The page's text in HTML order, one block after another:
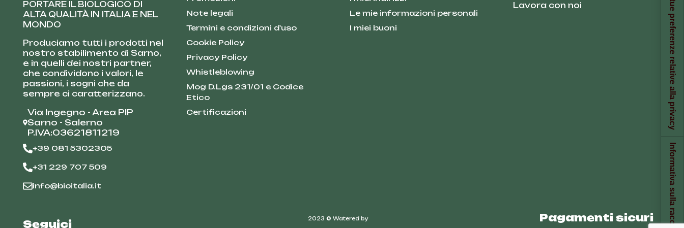
PORTARE IL BIOLOGICO DI
ALTA QUALITÀ IN ITALIA E NEL
MONDO
Produciamo tutti i prodotti nel
nostro stabilimento di Sarno,
e in quelli dei nostri partner,
che condividono i valori, le
passioni, i sogni che da
sempre ci caratterizzano.
Via Ingegno - Area PIP
Sarno - Salerno
P.IVA:03621811219
+39 081 5302305
+31 229 707 509
info@bioitalia.it
Note legali
Termini e condizioni d'uso
Cookie Policy
Privacy Policy
Whistleblowing
Mog D.Lgs 231/01 e Codice
Etico
Certificazioni
Le mie informazioni personali
I miei buoni
Lavora con noi
Seguici 2023 © Watered by Pagamenti sicuri
Le tue preferenze relative alla privacy
Informativa sulla raccolta